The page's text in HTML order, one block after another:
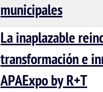
municipales
La inaplazable
transformación e
APAExpo by R+T